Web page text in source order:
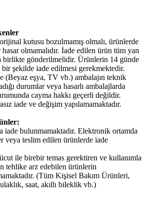
kutusu bozulmamış olmalı, ürünlerde
olmamalıdır. İade edilen ürün tüm yan
birlikte gönderilmelidir. Ürünlerin 14 günde
şekilde iade edilmesi gerekmektedir.
(Beyaz eşya, TV vb.) ambalajın teknik
durumlar veya hasarlı ambalajlarda
cayma hakkı geçerli değildir.
iade ve değişim yapılamamaktadır.
iade bulunmamaktadır. Elektronik ortamda
veya teslim edilen ürünlerde iade
ile birebir temas gerektiren ve kullanımla
tehlike arz edebilen ürünlerin
(Tüm Kişisel Bakım Ürünleri,
saat, akıllı bileklik vb.)